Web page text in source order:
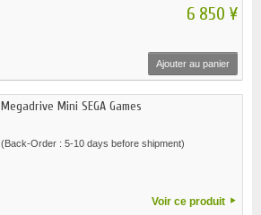
6 850 ¥
Ajouter au panier
Megadrive Mini SEGA Games
(Back-Order : 5-10 days before shipment)
Voir ce produit